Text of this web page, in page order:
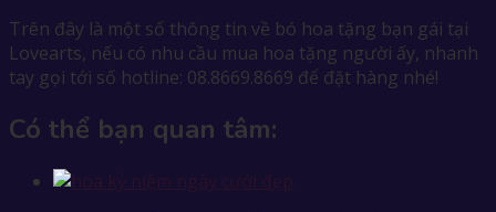
Trên đây là một số thông tin về bó hoa tặng bạn gái tại
Lovearts, nếu có nhu cầu mua hoa tặng người ấy, nhanh
tay gọi tới số hotline: 08.8669.8669 để đặt hàng nhé!
Có thể bạn quan tâm: